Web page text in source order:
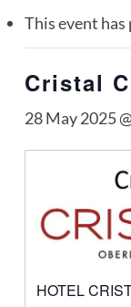
This event has
Cristal
28 May 2025
HOTEL